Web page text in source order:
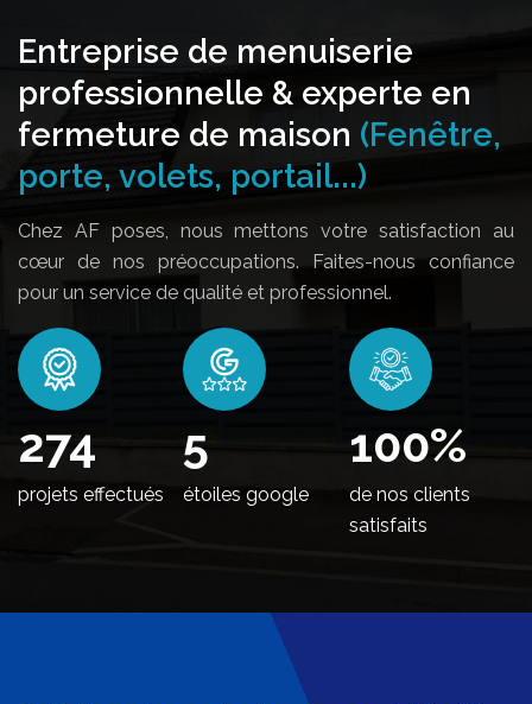
Entreprise de menuiserie
professionnelle & experte en
fermeture de maison (Fenêtre,
porte, volets, portail...)
Chez AF poses, nous mettons votre satisfaction au
cœur de nos préoccupations. Faites-nous confiance
pour un service de qualité et professionnel.
336
projets effectués
5
étoiles google
100%
de nos clients
satisfaits